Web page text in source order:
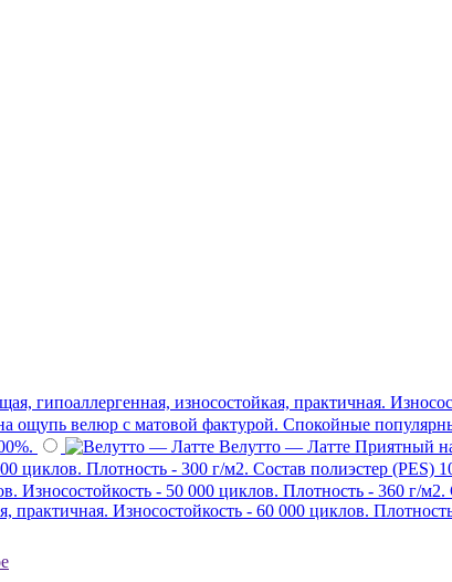
гипоаллергенная, износостойкая, практичная.
ощупь велюр с матовой фактурой. Спокойные
Велутто — Латте Приятный
циклов. Плотность - 300 г/м2. Состав полиэстер (PES)
Износостойкость - 50 000 циклов. Плотность - 360 г/м2.
практичная. Износостойкость - 60 000 циклов.